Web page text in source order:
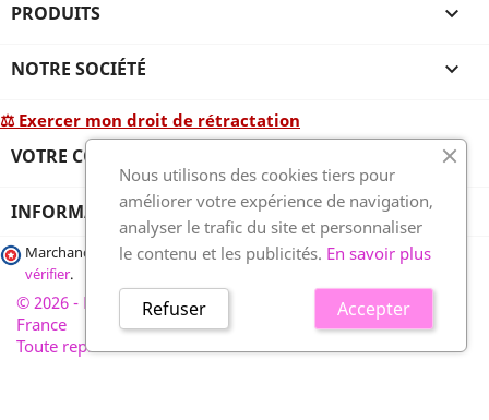
PRODUITS 
NOTRE SOCIÉTÉ 
⚖ Exercer mon droit de rétractation
VOTRE COMPTE 
INFORMATIONS
Marchand approuvé par la Société des Avis Garantis,cliquez ici pour
vérifier.
© 2026 - France-plaques-funéraires.fr, développé par Wess
France
Toute reproduction interdite
Nous utilisons des cookies tiers pour
améliorer votre expérience de navigation,
analyser le trafic du site et personnaliser
le contenu et les publicités. En savoir plus
Accepter
Refuser